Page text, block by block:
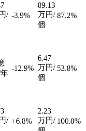
/ -3.9%
89.13
万円/
個
87.2%
-12.9%
6.47
万円/
個
53.8%
/ +6.8%
2.23
万円/ 100.0%